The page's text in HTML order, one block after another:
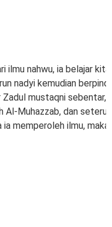
ilmu nahwu, ia belajar
nadyi kemudian
mustaqni
Al-Muhazzab, dan
memperoleh ilmu,